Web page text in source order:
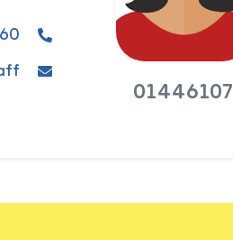
01446107